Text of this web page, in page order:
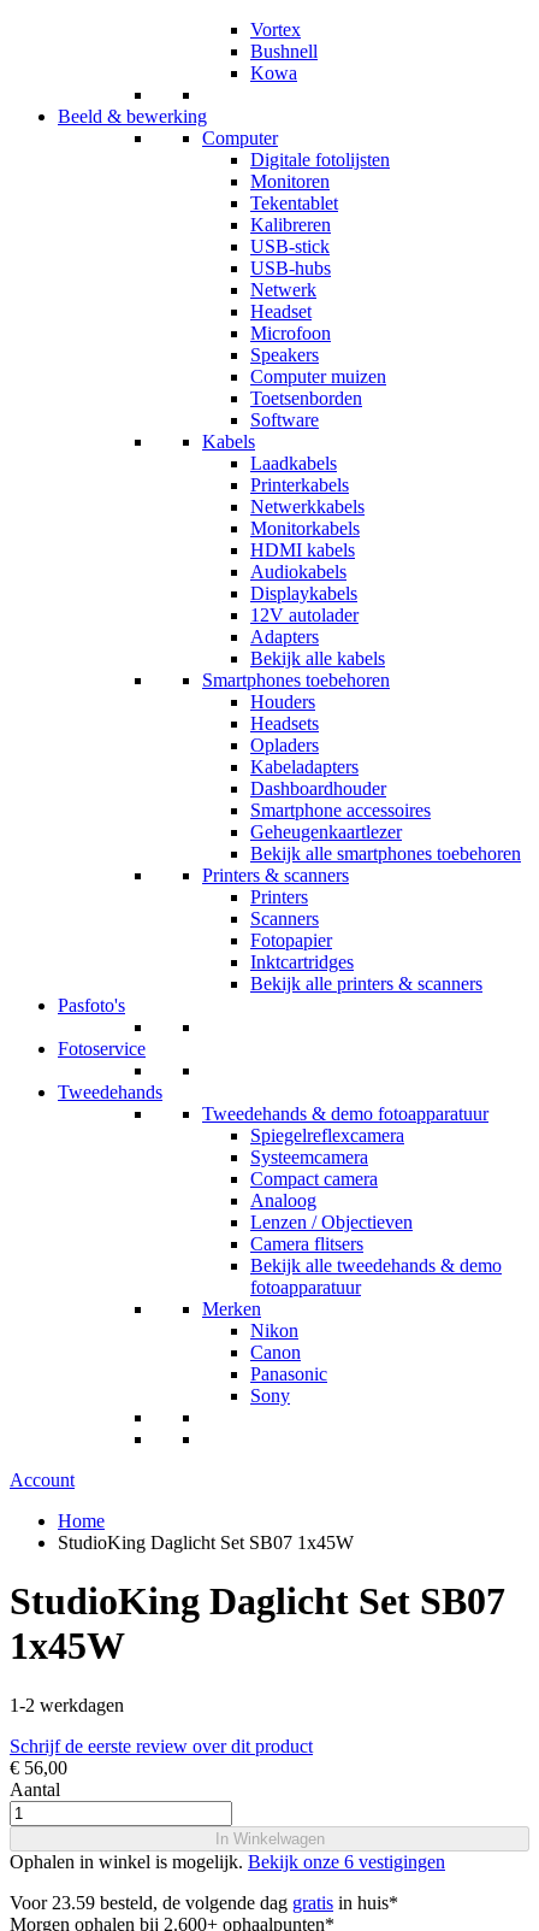
Vortex
Bushnell
Kowa
Beeld & bewerking
Computer
Digitale fotolijsten
Monitoren
Tekentablet
Kalibreren
USB-stick
USB-hubs
Netwerk
Headset
Microfoon
Speakers
Computer muizen
Toetsenborden
Software
Kabels
Laadkabels
Printerkabels
Netwerkkabels
Monitorkabels
HDMI kabels
Audiokabels
Displaykabels
12V autolader
Adapters
Bekijk alle kabels
Smartphones toebehoren
Houders
Headsets
Opladers
Kabeladapters
Dashboardhouder
Smartphone accessoires
Geheugenkaartlezer
Bekijk alle smartphones toebehoren
Printers & scanners
Printers
Scanners
Fotopapier
Inktcartridges
Bekijk alle printers & scanners
Pasfoto's
Fotoservice
Tweedehands
Tweedehands & demo fotoapparatuur
Spiegelreflexcamera
Systeemcamera
Compact camera
Analoog
Lenzen / Objectieven
Camera flitsers
Bekijk alle tweedehands & demo
fotoapparatuur
Merken
Nikon
Canon
Panasonic
Sony
Account
Home
StudioKing Daglicht Set SB07 1x45W
StudioKing Daglicht Set SB07
1x45W
1-2 werkdagen
Schrijf de eerste review over dit product
€ 56,00
Aantal
In Winkelwagen
Ophalen in winkel is mogelijk. Bekijk onze 6 vestigingen
Voor 23.59 besteld, de volgende dag gratis in huis*
Morgen ophalen bij 2.600+ ophaalpunten*